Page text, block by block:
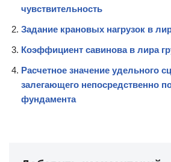
чувствительность
Задание крановых нагрузок в
Коэффициент савинова в лира
Расчетное значение удельного
залегающего непосредственно
фундамента